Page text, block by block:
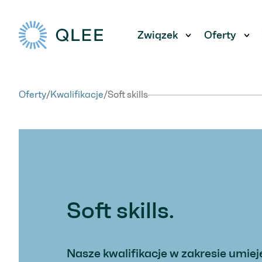
Związek PokażOferty
Oferty/Kwalifikacje/Soft skills
Soft skills.
Nasze kwalifikacje w zakresie